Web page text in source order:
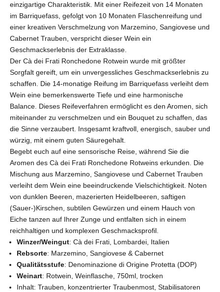
einzigartige Charakteristik. Mit einer Reifezeit von 14 Monaten
im Barriquefass, gefolgt von 10 Monaten Flaschenreifung und
einer kreativen Verschmelzung von Marzemino, Sangiovese und
Cabernet Trauben, verspricht dieser Wein ein
Geschmackserlebnis der Extraklasse.
Der Cà dei Frati Ronchedone Rotwein wurde mit größter
Sorgfalt gereift, um ein unvergessliches Geschmackserlebnis zu
schaffen. Die 14-monatige Reifung im Barriquefass verleiht dem
Wein eine bemerkenswerte Tiefe und eine harmonische
Balance. Dieses Reifeverfahren ermöglicht es den Aromen, sich
miteinander zu verschmelzen und ein Bouquet zu schaffen, das
die Sinne verzaubert. Insgesamt kraftvoll, energisch, sauber und
würzig, mit einem guten Säuregehalt.
Begebt euch auf eine sensorische Reise, während Sie die
Aromen des Cà dei Frati Ronchedone Rotweins erkunden. Die
Mischung aus Marzemino, Sangiovese und Cabernet Trauben
verleiht dem Wein eine beeindruckende Vielschichtigkeit. Noten
von dunklen Beeren, mazerierten Heidelbeeren, saftigen
(Sauer-)Kirschen, subtilen Gewürzen und einem Hauch von
Eiche tanzen auf Ihrer Zunge und entfalten sich in einem
reichhaltigen und komplexen Geschmacksprofil.
Winzer/Weingut: Cà dei Frati, Lombardei , Italien
Rebsorte: Marzemino, Sangiovese & Cabernet
Qualitätsstufe: Denominazione di Origine Protetta (DOP)
Weinart: Rotwein, Weinflasche, 750ml, trocken
Inhalt: Trauben, konzentrierter Traubenmost, Stabilisatoren